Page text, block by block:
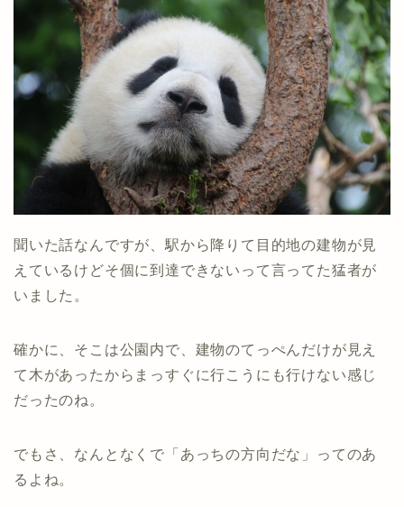
聞いた話なんですが、駅から降りて目的地の建物が見
えているけどそ個に到達できないって言ってた猛者が
いました。
確かに、そこは公園内で、建物のてっぺんだけが見え
て木があったからまっすぐに行こうにも行けない感じ
だったのね。
でもさ、なんとなくで「あっちの方向だな」ってのあ
るよね。